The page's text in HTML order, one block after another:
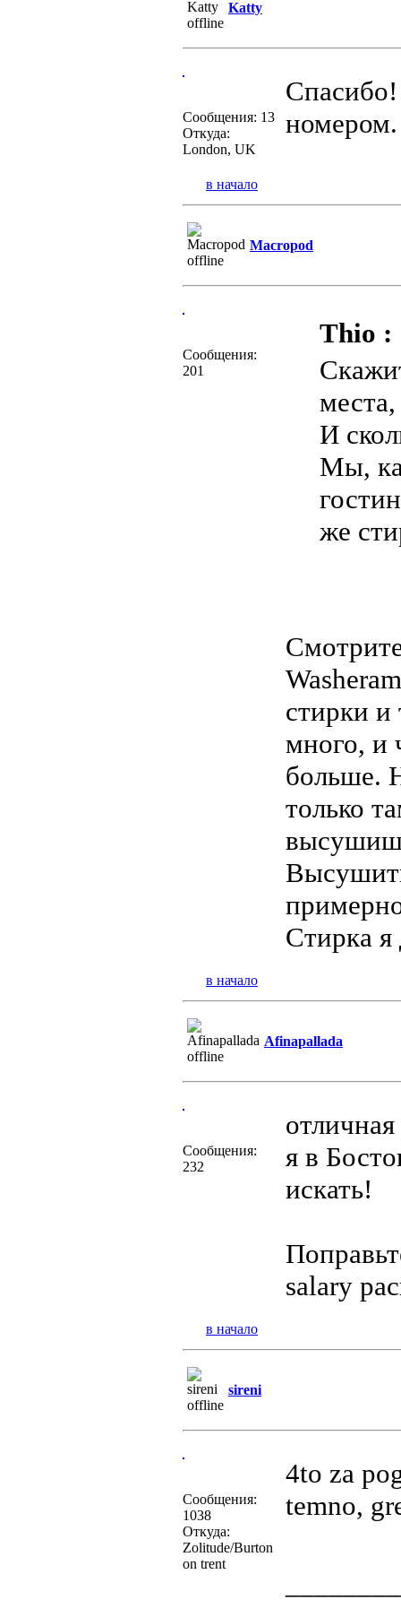
Katty
Сообщения: 13
Откуда:
London, UK
номером.
в начало
Macropod
Сообщения:
201
Thio :
И
Мы,
же
стирки
много, и
больше.
только
Стирка
в начало
Afinapallada
Сообщения:
232
я в
искать!
salary
в начало
sireni
Сообщения:
1038
Откуда:
Zolitude/Burton
on trent
4to za
temno,